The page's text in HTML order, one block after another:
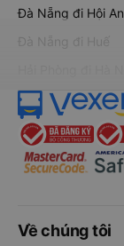
Đà Nẵng đi Hội An
Đà Nẵng đi Huế
Về chúng tôi